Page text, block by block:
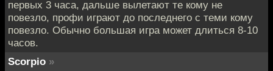
первых 3 часа, дальше вылетают те кому не
повезло, профи играют до последнего с теми кому
повезло. Обычно большая игра может длиться 8-10
часов.
Scorpio »